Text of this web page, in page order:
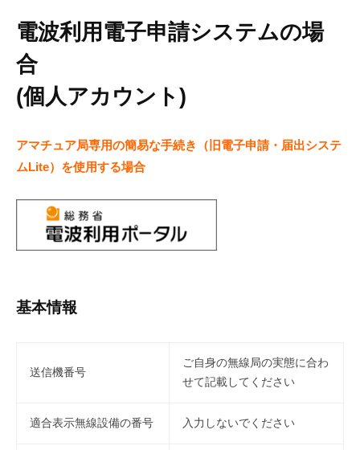
Sato
電波利用電子申請システムの場
合
(個人アカウント)
アマチュア局専用の簡易な手続き（旧電子申請・届出システ
ムLite）を使用する場合
基本情報
送信機番号
ご自身の無線局の実態に合わ
せて記載してください
適合表示無線設備の番号 入力しないでください